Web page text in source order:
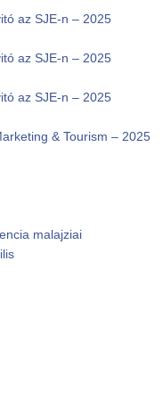
az SJE-n – 2025
az SJE-n – 2025
az SJE-n – 2025
& Tourism – 2025
malajziai